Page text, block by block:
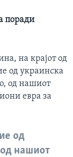
поради
на крајот од
од украинска
од нашиот
евра за
од
нашиот